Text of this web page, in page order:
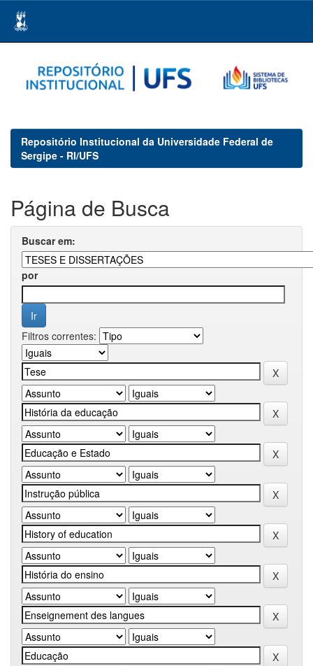
navigation
Repositório Institucional da Universidade Federal de
Sergipe - RI/UFS
Página de Busca
Buscar em:
por
Filtros correntes: